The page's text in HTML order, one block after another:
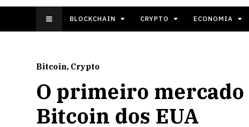
BLOCKCHAIN CRYPTO ECONOMIA
Bitcoin, Crypto
O primeiro
Bitcoin dos EUA